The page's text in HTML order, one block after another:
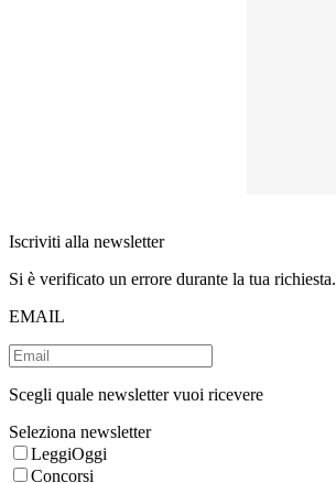
Iscriviti alla newsletter
Si è verificato un errore durante la tua richiesta.
EMAIL
Scegli quale newsletter vuoi ricevere
Seleziona newsletter
LeggiOggi
Concorsi